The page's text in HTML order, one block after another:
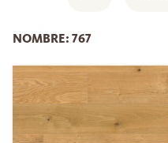
NOMBRE: 767